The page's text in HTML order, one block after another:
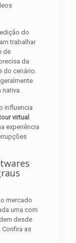
do
trabalhar
de
da
do cenário.
nativa.
influencia
virtual
experiência
mercado
uma com
desde
as